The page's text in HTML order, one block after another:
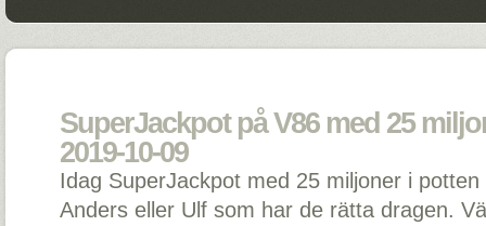
SuperJackpot på V86 med 25
2019-10-09
Idag SuperJackpot med 25 miljoner i
Anders eller Ulf som har de rätta dragen.